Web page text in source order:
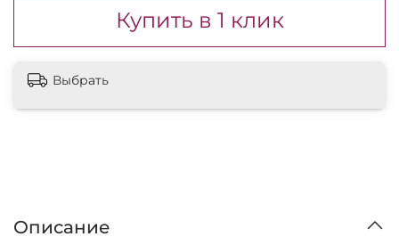
Купить в 1 клик
Выбрать
Описание